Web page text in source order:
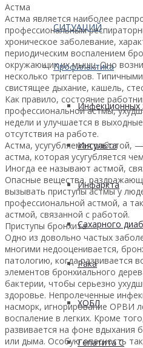
СИТУАЦИЙ
Профилактика
Инфекционных
Инсульта
Инфаркта
Сахарного
Рака
ХОБЛ
Гепатита С
Астма
Астма является наиболее
профессиональным
хроническое заболевание,
периодическим воспалением
окружающих их мышц. Оно
несколько триггеров.
свистящее дыхание, кашель,
Как правило, состояние
профессиональной астмы,
недели и улучшается в
отсутствия на работе.
Астма, усугубляемая работой,
астма, которая усугубляется
Иногда ее называют астмой,
Опасные вещества,
вызывать приступы астмы у
профессиональной астмой, а
астмой, связанной с работой.
Приступы бронхита
Одно из довольно частых
многими недооценивается,
патологию, когда развивается
элементов бронхиального
бактерии, чтобы серьезно
здоровье. Непролеченные
насморк, игнорирование ОРВИ
воспаление в легких. Кроме
развивается на фоне вдыхания
или дыма. Особую опасность